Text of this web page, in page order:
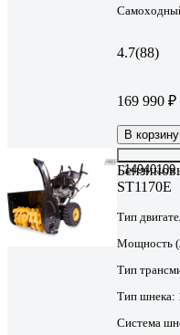
4.7(88)
169 990 ₽
В корзину
14940109
ST1170E
Тип
Мощность
Тип
Тип шнека:
Система